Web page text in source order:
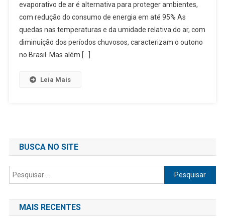
evaporativo de ar é alternativa para proteger ambientes,
com redução do consumo de energia em até 95% As
quedas nas temperaturas e da umidade relativa do ar, com
diminuição dos períodos chuvosos, caracterizam o outono
no Brasil. Mas além […]
Leia Mais
BUSCA NO SITE
Pesquisar
por:
MAIS RECENTES